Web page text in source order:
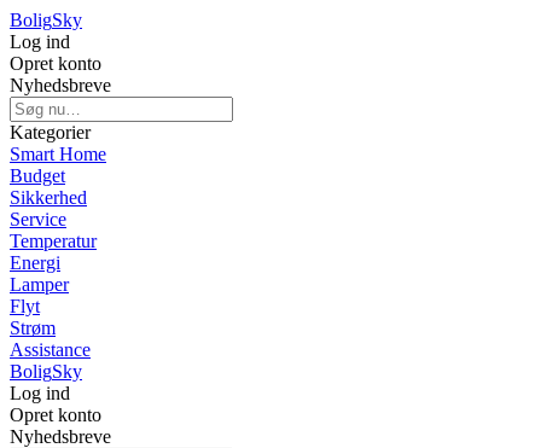
BoligSky
Log ind
Opret konto
Nyhedsbreve
Kategorier
Smart Home
Budget
Sikkerhed
Service
Temperatur
Energi
Lamper
Flyt
Strøm
Assistance
BoligSky
Log ind
Opret konto
Nyhedsbreve